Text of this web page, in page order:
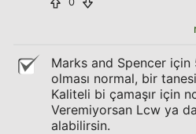
Marks and Spencer
olması normal, bir
Kaliteli bi çamaşır için
Veremiyorsan Lcw ya
alabilirsin.